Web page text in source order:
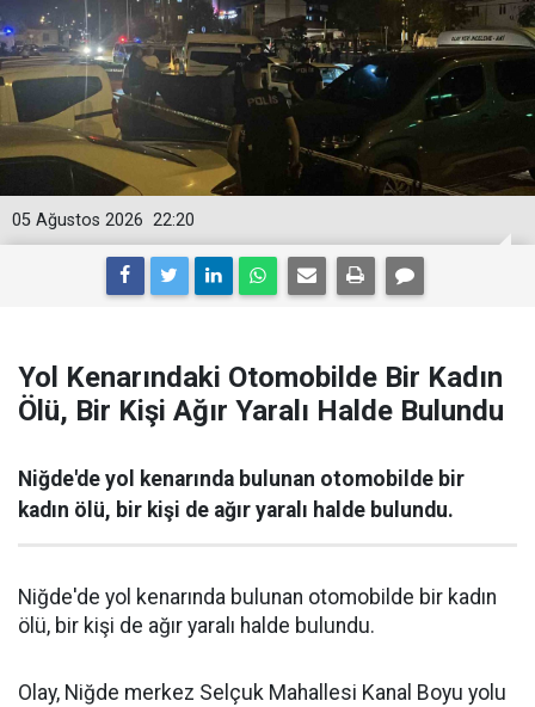
22:20
05 Ağustos 2026
Yol Kenarındaki Otomobilde Bir Kadın
Ölü, Bir Kişi Ağır Yaralı Halde Bulundu
Niğde'de yol kenarında bulunan otomobilde bir
kadın ölü, bir kişi de ağır yaralı halde bulundu.
Niğde'de yol kenarında bulunan otomobilde bir kadın
ölü, bir kişi de ağır yaralı halde bulundu.
Olay, Niğde merkez Selçuk Mahallesi Kanal Boyu yolu